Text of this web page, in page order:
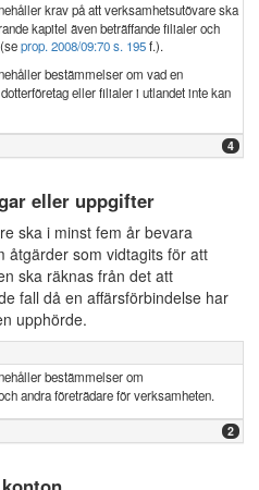
krav på att verksamhetsutövare ska
kapitel även beträffande filialer och
prop. 2008/09:70 s. 195f.).
bestämmelser om vad en
eller filialer i utlandet inte kan
4
eller uppgifter
ska i minst fem år bevara
åtgärder som vidtagits för att
ska räknas från det att
fall då en affärsförbindelse har
upphörde.
bestämmelser om
andra företrädare för verksamheten.
2